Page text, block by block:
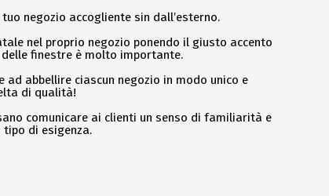
negozio accogliente sin dall’esterno.
nel proprio negozio ponendo il giusto accento
finestre è molto importante.
abbellire ciascun negozio in modo unico e
di qualità!
comunicare ai clienti un senso di familiarità e
di esigenza.